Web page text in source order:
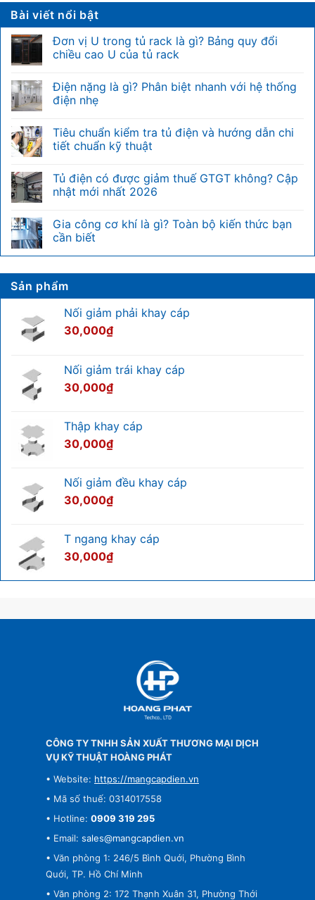
Bài viết nổi bật
Đơn vị U trong tủ rack là gì? Bảng quy đổi
chiều cao U của tủ rack
bình
luận
ở
U
trong
tủ
gì?
Bảng
quy
cao
U
của
Điện nặng là gì? Phân biệt nhanh với hệ thống
điện nhẹ
bình
luận
ở
là
gì?
Phân
với
hệ
thống
Tiêu chuẩn kiểm tra tủ điện và hướng dẫn chi
tiết chuẩn kỹ thuật
bình
luận
ở
kiểm
tra
tủ
dẫn
chi
tiết
chuẩn
thuật
Tủ điện có được giảm thuế GTGT không? Cập
nhật mới nhất 2026
bình
luận
ở
được
giảm
thuế
GTGT
không?
Cập
nhật
Gia công cơ khí là gì? Toàn bộ kiến thức bạn
cần biết
luận
ở
Gia
công
kiến
bạn
Sản phẩm
Nối giảm phải khay cáp
30,000₫
Nối giảm trái khay cáp
30,000₫
Thập khay cáp
30,000₫
Nối giảm đều khay cáp
30,000₫
T ngang khay cáp
30,000₫
CÔNG TY TNHH SẢN XUẤT THƯƠNG MẠI DỊCH
VỤ KỸ THUẬT HOÀNG PHÁT
• Website: https://mangcapdien.vn
• Mã số thuế: 0314017558
• Hotline: 0909 319 295
• Email: sales@mangcapdien.vn
• Văn phòng 1: 246/5 Bình Quới, Phường Bình
Quới, TP. Hồ Chí Minh
• Văn phòng 2: 172 Thạnh Xuân 31, Phường Thới